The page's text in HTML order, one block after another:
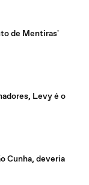
de Mentiras'
Levy é o
Cunha, deveria